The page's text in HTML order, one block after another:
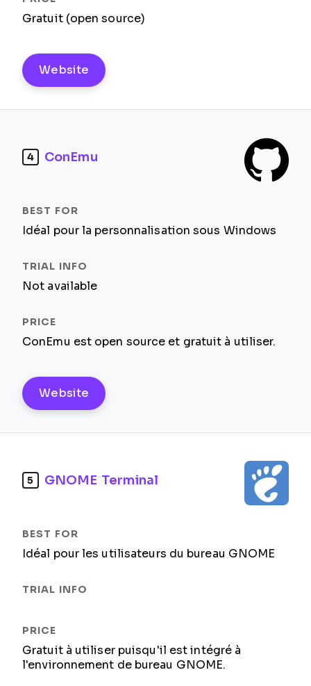
Gratuit (open source)
Website
4 ConEmu
Idéal pour la personnalisation sous Windows
Not available
ConEmu est open source et gratuit à utiliser.
Website
5 GNOME Terminal
Idéal pour les utilisateurs du bureau GNOME
Gratuit à utiliser puisqu'il est intégré à
l'environnement de bureau GNOME.